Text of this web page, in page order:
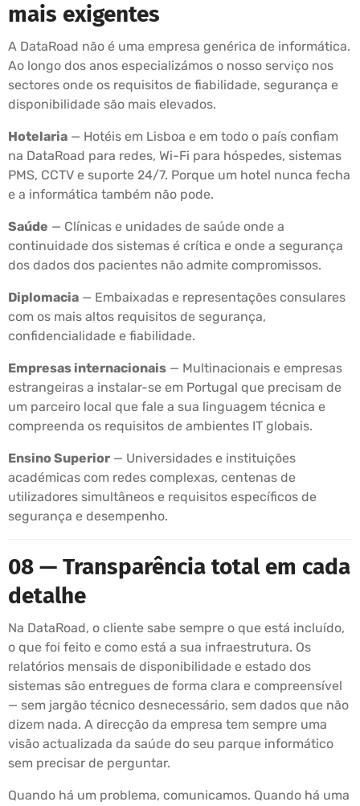
mais exigentes
A DataRoad não é uma empresa genérica de informática.
Ao longo dos anos especializámos o nosso serviço nos
sectores onde os requisitos de fiabilidade, segurança e
disponibilidade são mais elevados.
Hotelaria — Hotéis em Lisboa e em todo o país confiam
na DataRoad para redes, Wi-Fi para hóspedes, sistemas
PMS, CCTV e suporte 24/7. Porque um hotel nunca fecha
e a informática também não pode.
Saúde — Clínicas e unidades de saúde onde a
continuidade dos sistemas é crítica e onde a segurança
dos dados dos pacientes não admite compromissos.
Diplomacia — Embaixadas e representações consulares
com os mais altos requisitos de segurança,
confidencialidade e fiabilidade.
Empresas internacionais — Multinacionais e empresas
estrangeiras a instalar-se em Portugal que precisam de
um parceiro local que fale a sua linguagem técnica e
compreenda os requisitos de ambientes IT globais.
Ensino Superior — Universidades e instituições
académicas com redes complexas, centenas de
utilizadores simultâneos e requisitos específicos de
segurança e desempenho.
08 — Transparência total em cada
detalhe
Na DataRoad, o cliente sabe sempre o que está incluído,
o que foi feito e como está a sua infraestrutura. Os
relatórios mensais de disponibilidade e estado dos
sistemas são entregues de forma clara e compreensível
— sem jargão técnico desnecessário, sem dados que não
dizem nada. A direcção da empresa tem sempre uma
visão actualizada da saúde do seu parque informático
sem precisar de perguntar.
Quando há um problema, comunicamos. Quando há uma